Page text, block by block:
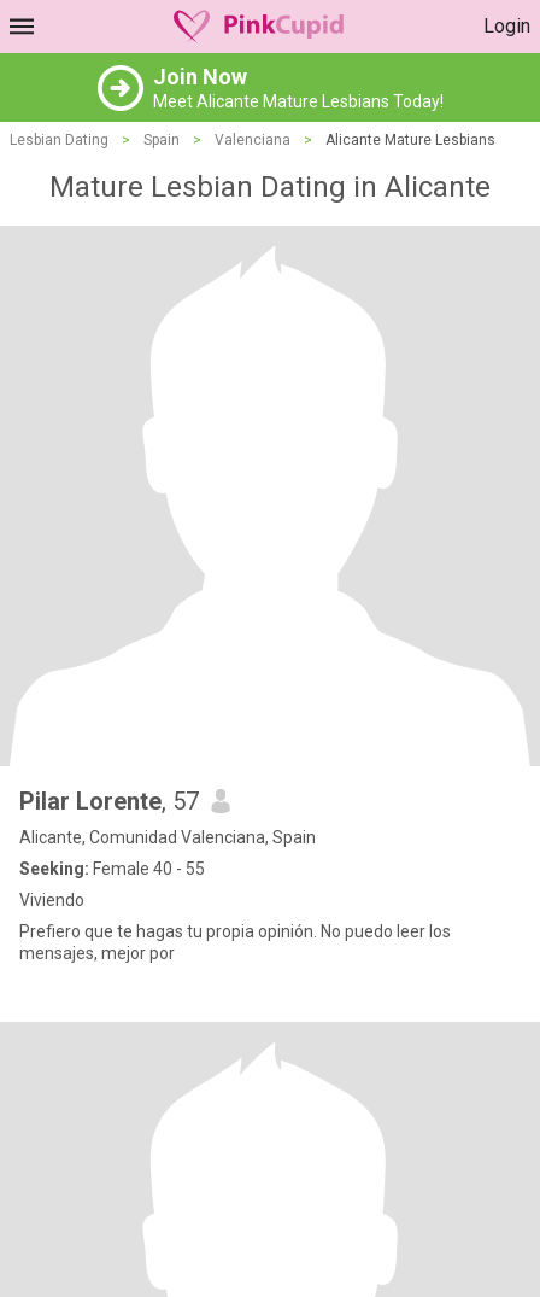
Login
Join Now
Meet Alicante Mature Lesbians Today!
Lesbian Dating > Spain > Valenciana > Alicante Mature Lesbians
Mature Lesbian Dating in Alicante
Pilar Lorente, 57
Alicante, Comunidad Valenciana, Spain
Seeking: Female 40 - 55
Viviendo
Prefiero que te hagas tu propia opinión. No puedo leer los
mensajes, mejor por